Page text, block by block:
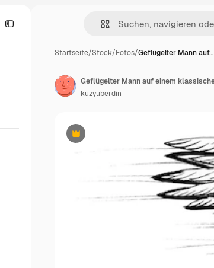
Startseite/Stock/Fotos/Geflügelter Mann auf…
Premium
kuzyuberdin